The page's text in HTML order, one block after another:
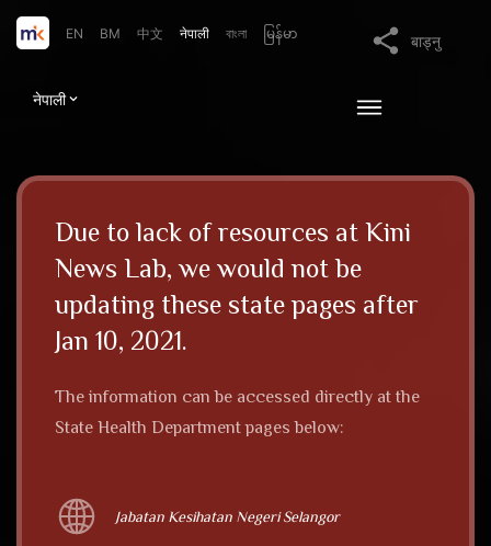
EN BM 中文 नेपाली বাংলা မြန်မာ
नेपाली
बाड्नु
Due to lack of resources at Kini
News Lab, we would not be
updating these state pages after
Jan 10, 2021.
The information can be accessed directly at the
State Health Department pages below:
Jabatan Kesihatan Negeri Selangor